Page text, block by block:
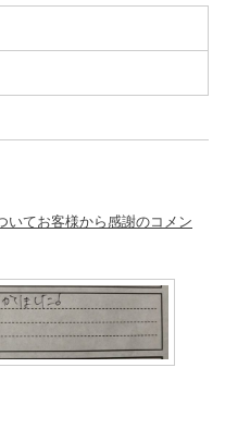
いてお客様から感謝のコメン